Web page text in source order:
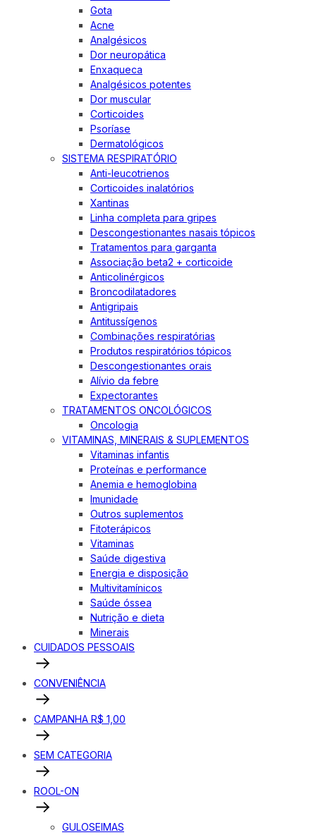
Gota
Acne
Analgésicos
Dor neuropática
Enxaqueca
Analgésicos potentes
Dor muscular
Corticoides
Psoríase
Dermatológicos
SISTEMA RESPIRATÓRIO
Anti-leucotrienos
Corticoides inalatórios
Xantinas
Linha completa para gripes
Descongestionantes nasais tópicos
Tratamentos para garganta
Associação beta2 + corticoide
Anticolinérgicos
Broncodilatadores
Antigripais
Antitussígenos
Combinações respiratórias
Produtos respiratórios tópicos
Descongestionantes orais
Alívio da febre
Expectorantes
TRATAMENTOS ONCOLÓGICOS
Oncologia
VITAMINAS, MINERAIS & SUPLEMENTOS
Vitaminas infantis
Proteínas e performance
Anemia e hemoglobina
Imunidade
Outros suplementos
Fitoterápicos
Vitaminas
Saúde digestiva
Energia e disposição
Multivitamínicos
Saúde óssea
Nutrição e dieta
Minerais
CUIDADOS PESSOAIS
CONVENIÊNCIA
CAMPANHA R$ 1,00
SEM CATEGORIA
ROOL-ON
GULOSEIMAS